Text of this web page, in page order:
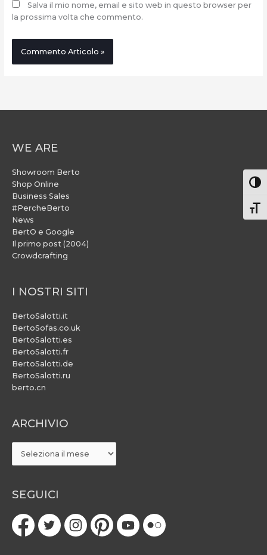
Salva il mio nome, email e sito web in questo browser per
la prossima volta che commento.
WE ARE
Showroom Berto
Shop Online
Business Sales
#PercheBerto
News
BertO e Google
Il primo post (2004)
Crowdcrafting
I NOSTRI SITI
BertoSalotti.it
BertoSofas.co.uk
BertoSalotti.es
BertoSalotti.fr
BertoSalotti.de
BertoSalotti.ru
berto.cn
ARCHIVIO
ARCHIVIO
SEGUICI